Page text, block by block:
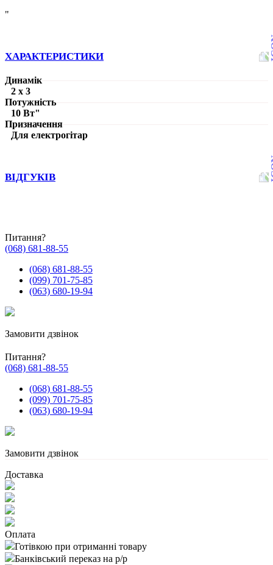
"
ХАРАКТЕРИСТИКИ
Динамік
2 x 3
Потужність
10 Вт"
Призначення
Для електрогітар
ВІДГУКІВ
Питання?
(068) 681-88-55
(068) 681-88-55
(099) 701-75-85
(063) 680-19-94
Замовити дзвінок
Питання?
(068) 681-88-55
(068) 681-88-55
(099) 701-75-85
(063) 680-19-94
Замовити дзвінок
Доставка
Оплата
Готівкою при отриманні товару
Банківський переказ на р/р